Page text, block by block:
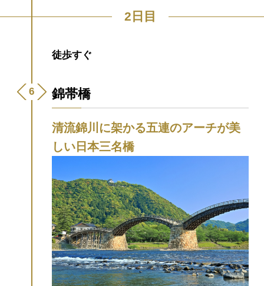
2日目
徒歩すぐ
錦帯橋
清流錦川に架かる五連のアーチが美
しい日本三名橋